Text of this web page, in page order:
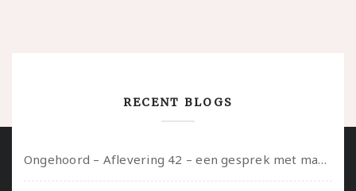
RECENT BLOGS
Ongehoord – Aflevering 42 – een gesprek met marijn over seksueel opbloeien, het ouderschap uitvinden en verschillende leeftijden in je mee dragen